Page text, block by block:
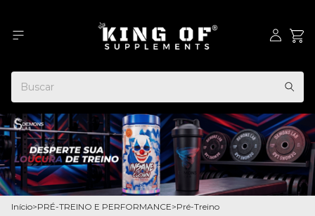
Início>PRÉ-TREINO E PERFORMANCE>Pré-Treino